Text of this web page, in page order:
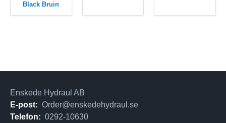
Black Bruin
Enskede Hydraul AB
E-post: Order@enskedehydraul.se
Telefon: 0292-10630